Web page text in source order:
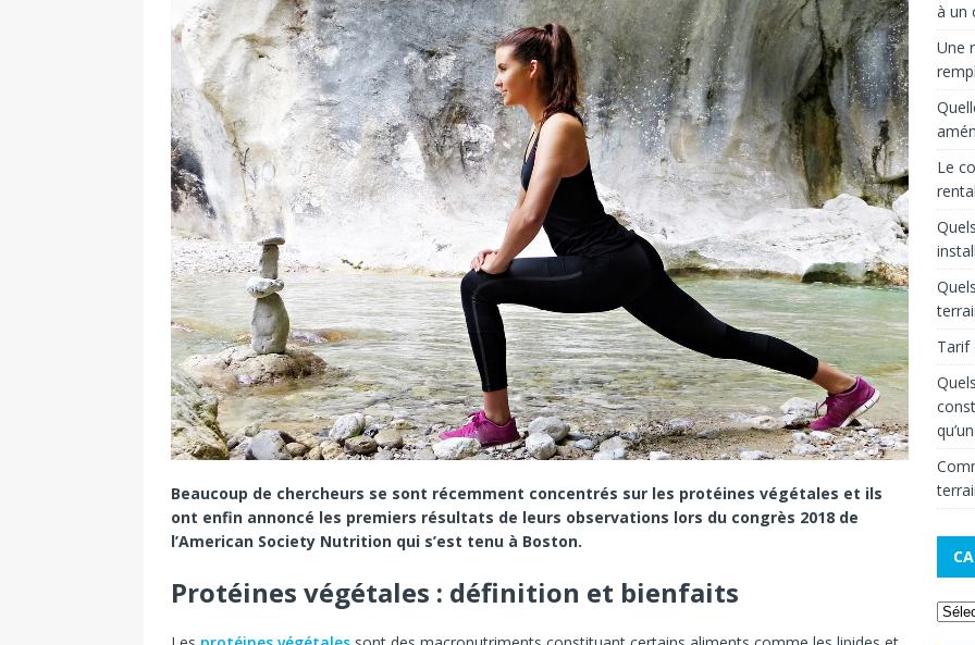
Beaucoup de chercheurs se sont récemment concentrés sur les protéines végétales et ils
ont enfin annoncé les premiers résultats de leurs observations lors du congrès 2018 de
l’American Society Nutrition qui s’est tenu à Boston.
Protéines végétales : définition et bienfaits
à un
Une
Le
Tarif